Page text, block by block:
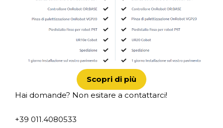
Scopri di più
Hai domande? Non esitare a contattarci!
+39 011.4080533